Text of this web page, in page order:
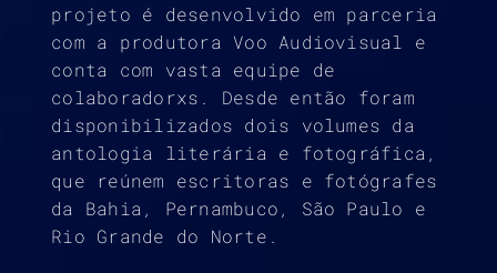
projeto é desenvolvido em parceria
com a produtora Voo Audiovisual e
conta com vasta equipe de
colaboradorxs. Desde então foram
disponibilizados dois volumes da
antologia literária e fotográfica,
que reúnem escritoras e fotógrafes
da Bahia, Pernambuco, São Paulo e
Rio Grande do Norte.